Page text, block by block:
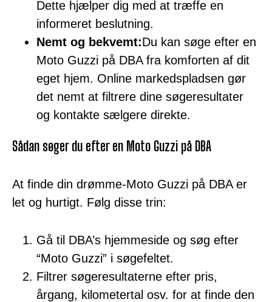
Dette hjælper dig med at træffe en
informeret beslutning.
Nemt og bekvemt:Du kan søge efter en
Moto Guzzi på DBA fra komforten af dit
eget hjem. Online markedspladsen gør
det nemt at filtrere dine søgeresultater
og kontakte sælgere direkte.
Sådan søger du efter en Moto Guzzi på DBA
At finde din drømme-Moto Guzzi på DBA er
let og hurtigt. Følg disse trin:
Gå til DBA’s hjemmeside og søg efter
“Moto Guzzi” i søgefeltet.
Filtrer søgeresultaterne efter pris,
årgang, kilometertal osv. for at finde den